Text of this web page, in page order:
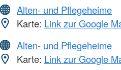
Alten- und Pflegeheime
Karte: Link zur Google
Alten- und Pflegeheime
Karte: Link zur Google